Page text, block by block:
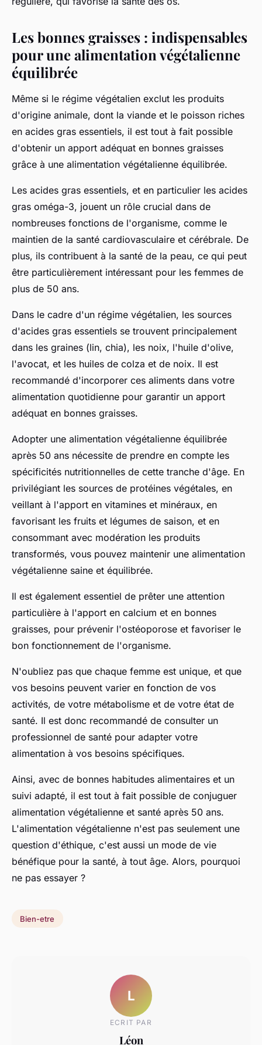
Les bonnes graisses : indispensables
pour une alimentation végétalienne
équilibrée
Même si le régime végétalien exclut les produits
d'origine animale, dont la viande et le poisson riches
en acides gras essentiels, il est tout à fait possible
d'obtenir un apport adéquat en bonnes graisses
grâce à une alimentation végétalienne équilibrée.
Les acides gras essentiels, et en particulier les acides
gras oméga-3, jouent un rôle crucial dans de
nombreuses fonctions de l'organisme, comme le
maintien de la santé cardiovasculaire et cérébrale. De
plus, ils contribuent à la santé de la peau, ce qui peut
être particulièrement intéressant pour les femmes de
plus de 50 ans.
Dans le cadre d'un régime végétalien, les sources
d'acides gras essentiels se trouvent principalement
dans les graines (lin, chia), les noix, l'huile d'olive,
l'avocat, et les huiles de colza et de noix. Il est
recommandé d'incorporer ces aliments dans votre
alimentation quotidienne pour garantir un apport
adéquat en bonnes graisses.
Adopter une alimentation végétalienne équilibrée
après 50 ans nécessite de prendre en compte les
spécificités nutritionnelles de cette tranche d'âge. En
privilégiant les sources de protéines végétales, en
veillant à l'apport en vitamines et minéraux, en
favorisant les fruits et légumes de saison, et en
consommant avec modération les produits
transformés, vous pouvez maintenir une alimentation
végétalienne saine et équilibrée.
Il est également essentiel de prêter une attention
particulière à l'apport en calcium et en bonnes
graisses, pour prévenir l'ostéoporose et favoriser le
bon fonctionnement de l'organisme.
N'oubliez pas que chaque femme est unique, et que
vos besoins peuvent varier en fonction de vos
activités, de votre métabolisme et de votre état de
santé. Il est donc recommandé de consulter un
professionnel de santé pour adapter votre
alimentation à vos besoins spécifiques.
Ainsi, avec de bonnes habitudes alimentaires et un
suivi adapté, il est tout à fait possible de conjuguer
alimentation végétalienne et santé après 50 ans.
L'alimentation végétalienne n'est pas seulement une
question d'éthique, c'est aussi un mode de vie
bénéfique pour la santé, à tout âge. Alors, pourquoi
ne pas essayer ?
Bien-etre
L
ECRIT PAR
Léon